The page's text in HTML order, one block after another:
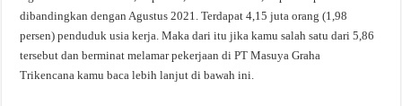
dibandingkan dengan Agustus 2021. Terdapat 4,15 juta orang (1,98
persen) penduduk usia kerja. Maka dari itu jika kamu salah satu dari 5,86
tersebut dan berminat melamar pekerjaan di PT Masuya Graha
Trikencana kamu baca lebih lanjut di bawah ini.